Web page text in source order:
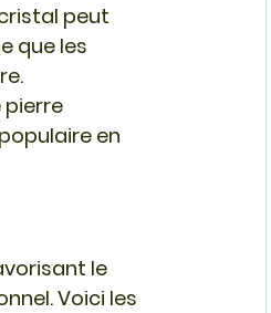
peut
que les
pierre
en
le
Voici les